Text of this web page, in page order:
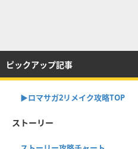
ピックアップ記事
▶︎ロマサガ2リメイク攻略TOP
ストーリー